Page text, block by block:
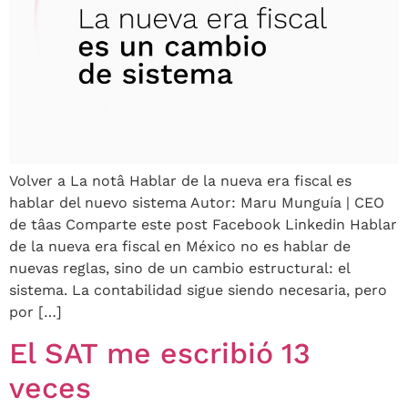
Volver a La notâ Hablar de la nueva era fiscal es
hablar del nuevo sistema Autor: Maru Munguía | CEO
de tâas Comparte este post Facebook Linkedin Hablar
de la nueva era fiscal en México no es hablar de
nuevas reglas, sino de un cambio estructural: el
sistema. La contabilidad sigue siendo necesaria, pero
por […]
El SAT me escribió 13
veces​